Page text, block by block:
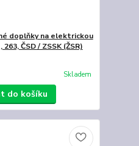
doplňky na elektrickou
ČSD / ZSSK (ŽSR)
Skladem
do košíku